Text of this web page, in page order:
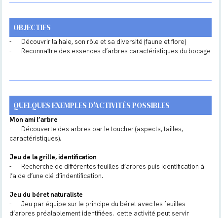
OBJECTIFS
-
Découvrir la haie, son rôle et sa diversité (faune et flore)
-
Reconnaître des essences d’arbres caractéristiques du bocage
QUELQUES EXEMPLES D'ACTIVITÉS POSSIBLES
Mon ami l’arbre
-
Découverte des arbres par le toucher (aspects, tailles,
caractéristiques).
Jeu de la grille, identification
-
Recherche de différentes feuilles d’arbres puis identification à
l’aide d’une clé d’indentification.
Jeu du béret naturaliste
-
Jeu par équipe sur le principe du béret avec les feuilles
d’arbres préalablement identifiées. cette activité peut servir